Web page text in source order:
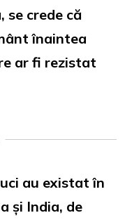
se crede că
înaintea
ar fi rezistat
au existat în
și India, de